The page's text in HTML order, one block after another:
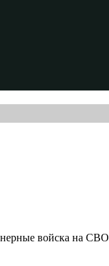
войска на СВО